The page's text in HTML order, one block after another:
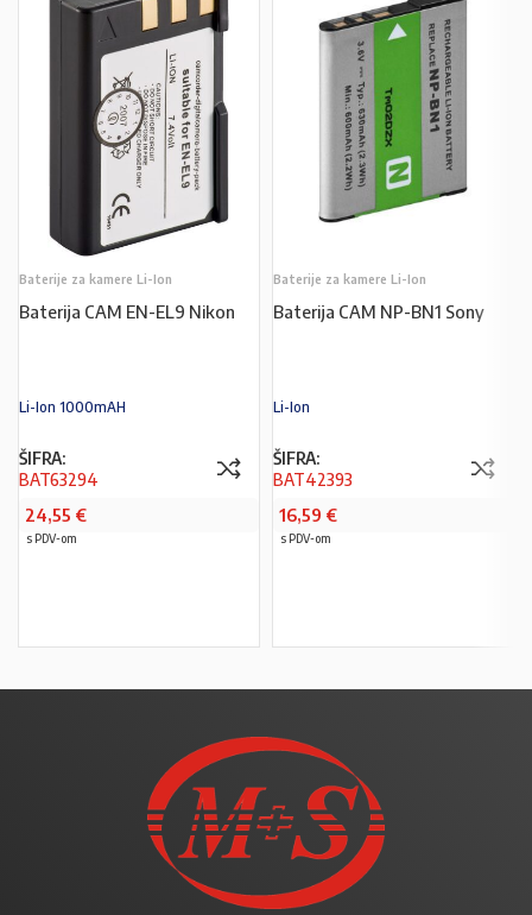
Baterije za kamere Li-Ion
Baterija CAM EN-EL9 Nikon
Li-Ion 1000mAH
ŠIFRA:
BAT63294
24,55 €
s PDV-om
Baterije za kamere Li-Ion
Baterija CAM NP-BN1 Sony
Li-Ion
ŠIFRA:
BAT42393
16,59 €
s PDV-om